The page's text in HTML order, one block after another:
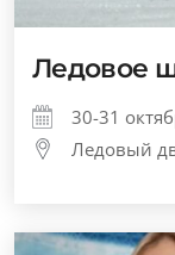
Ледовое
30-31
Ледовый